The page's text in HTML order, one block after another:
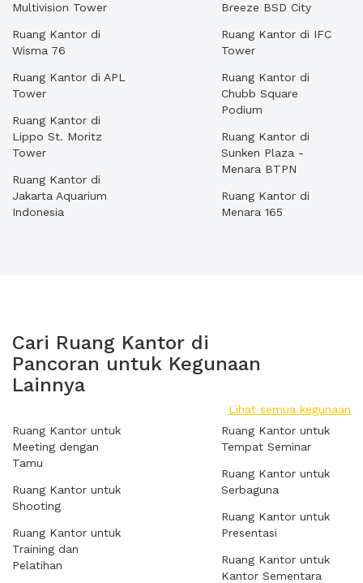
Multivision Tower
Ruang Kantor di
Wisma 76
Ruang Kantor di APL
Tower
Ruang Kantor di
Lippo St. Moritz
Tower
Ruang Kantor di
Jakarta Aquarium
Indonesia
Breeze BSD City
Ruang Kantor di IFC
Tower
Ruang Kantor di
Chubb Square
Podium
Ruang Kantor di
Sunken Plaza -
Menara BTPN
Ruang Kantor di
Menara 165
Cari Ruang Kantor di
Pancoran untuk Kegunaan
Lainnya
Lihat semua kegunaan
Ruang Kantor untuk
Meeting dengan
Tamu
Ruang Kantor untuk
Shooting
Ruang Kantor untuk
Training dan
Pelatihan
Ruang Kantor untuk
Tempat Seminar
Ruang Kantor untuk
Serbaguna
Ruang Kantor untuk
Presentasi
Ruang Kantor untuk
Kantor Sementara